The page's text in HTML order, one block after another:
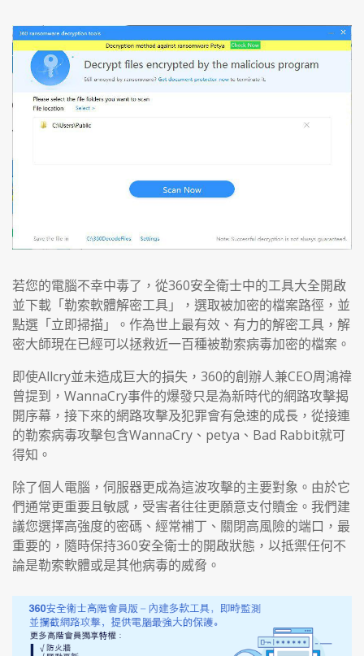
若您的電腦不幸中毒了，從360安全衛士中的工具大全開啟
並下載「勒索軟體解密工具」，選取被加密的檔案路徑，並
點選「立即掃描」。作為世上最有效、有力的解密工具，解
密大師現在已經可以拯救近一百種被勒索病毒加密的檔案。
即使Allcry並未造成巨大的損失，360的創辦人兼CEO周鴻禕
曾提到，WannaCry事件的爆發只是為新時代的網路攻擊揭
開序幕，接下來的網路攻擊及犯罪會有急速的成長，從接連
的勒索病毒攻擊包含WannaCry、petya、Bad Rabbit就可
得知。
除了個人電腦，伺服器更成為這波攻擊的主要對象。由於它
們通常更重要且敏感，受害者往往更願意支付贖金。我們建
議您選擇高強度的密碼、經常補丁、關閉高風險的端口，最
重要的，隨時保持360安全衛士的開啟狀態，以抵禦任何不
論是勒索軟體或是其他病毒的威脅。